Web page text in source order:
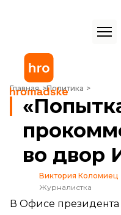
Главная Политика
«Попытка запугать ОП»: у
во двор
Виктория Коломиец
Журналистка
В Офисе президента